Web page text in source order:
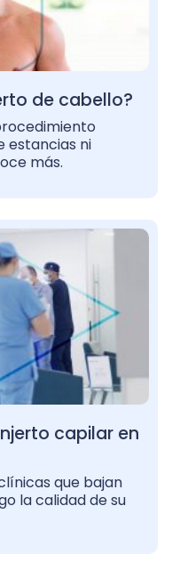
de cabello?
estancias ni
más.
capilar en
que bajan
la calidad de su